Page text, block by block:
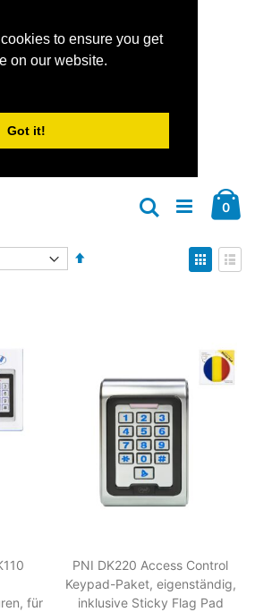
to ensure you get
on our website.
Got it!
0
Suche
Anzeigen
als
für
PNI DK220 Access Control
Keypad-Paket, eigenständig,
inklusive Sticky Flag Pad